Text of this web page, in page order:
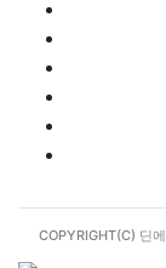
COPYRIGHT(C) 딘